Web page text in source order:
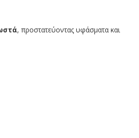
, προστατεύοντας υφάσματα και